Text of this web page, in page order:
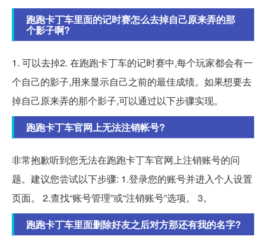
跑跑卡丁车里面的记时赛怎么去掉自己原来弄的那
个影子啊?
1. 可以去掉2. 在跑跑卡丁车的记时赛中,每个玩家都会有一
个自己的影子,用来显示自己之前的最佳成绩。如果想要去
掉自己原来弄的那个影子,可以通过以下步骤实现。
跑跑卡丁车官网上无法注销帐号?
非常抱歉听到您无法在跑跑卡丁车官网上注销账号的问
题。建议您尝试以下步骤: 1.登录您的账号并进入个人设置
页面。 2.查找“账号管理”或“注销账号”选项。 3。
跑跑卡丁车里面删除好友之后对方那还有我的名字?